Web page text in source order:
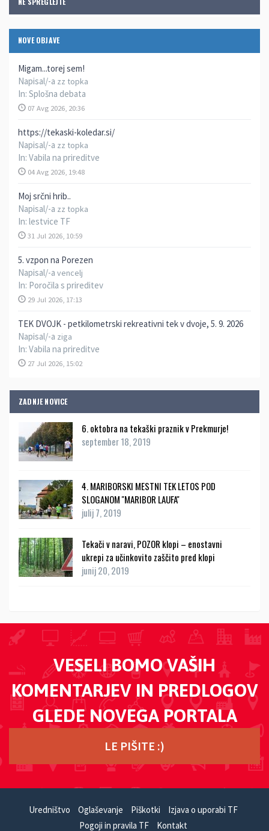
NOVE OBJAVE
Migam...torej sem!
Napisal/-a zz topka
In: Splošna debata
07 Avg 2026, 20:36
https://tekaski-koledar.si/
Napisal/-a zz topka
In: Vabila na prireditve
04 Avg 2026, 19:48
Moj srčni hrib..
Napisal/-a zz topka
In: lestvice TF
31 Jul 2026, 10:59
5. vzpon na Porezen
Napisal/-a vencelj
In: Poročila s prireditev
29 Jul 2026, 17:13
TEK DVOJK - petkilometrski rekreativni tek v dvoje, 5. 9. 2026
Napisal/-a ziga
In: Vabila na prireditve
27 Jul 2026, 15:02
ZADNJE NOVICE
6. oktobra na tekaški praznik v Prekmurje!
september 18, 2019
4. MARIBORSKI MESTNI TEK LETOS POD
SLOGANOM ''MARIBOR LAUFA''
julij 7, 2019
Tekači v naravi, POZOR klopi – enostavni
ukrepi za učinkovito zaščito pred klopi
junij 20, 2019
VESELI BOMO VAŠIH
KOMENTARJEV IN PREDLOGOV
GLEDE NOVEGA PORTALA
LE PIŠITE :)
Uredništvo Oglaševanje Piškotki
Izjava o uporabi TF
Pogoji in pravila TF
Kontakt